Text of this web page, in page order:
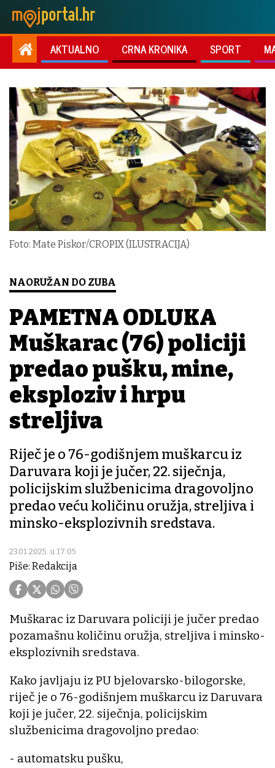
AKTUALNO CRNA KRONIKA SPORT
Foto: Mate Piskor/CROPIX (ILUSTRACIJA)
NAORUŽAN DO ZUBA
PAMETNA ODLUKA
Muškarac (76) policiji
predao pušku, mine,
eksploziv i hrpu
streljiva
Riječ je o 76-godišnjem muškarcu iz
Daruvara koji je jučer, 22. siječnja,
policijskim službenicima dragovoljno
predao veću količinu oružja, streljiva i
minsko-eksplozivnih sredstava.
23.01.2025. u 17:05
Piše: Redakcija
Muškarac iz Daruvara policiji je jučer predao
pozamašnu količinu oružja, streljiva i minsko-
eksplozivnih sredstava.
Kako javljaju iz PU bjelovarsko-bilogorske,
riječ je o 76-godišnjem muškarcu iz Daruvara
koji je jučer, 22. siječnja, policijskim
službenicima dragovoljno predao:
- automatsku pušku,